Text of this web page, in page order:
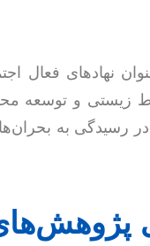
نهادهای فعال
زیستی و توسعه
رسیدگی به